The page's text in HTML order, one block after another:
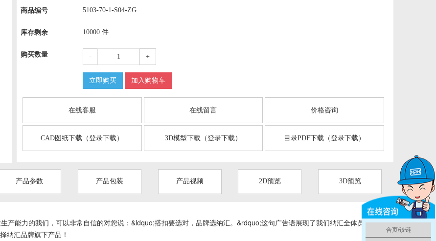
商品编号 5103-70-1-S04-ZG
库存剩余 10000 件
购买数量 - +
立即购买 加入购物车
在线客服 在线留言 价格咨询
CAD图纸下载（登录下载） 3D模型下载（登录下载） 目录PDF下载（登录下载）
产品参数 产品包装 产品视频 2D预览 3D预览
产能力的我们，可以非常自信的对您说：&ldquo;搭扣要选对，品牌选纳汇。&rdquo;这句广告语展现了我们纳汇全体员工对
纳汇品牌旗下产品！
合页/铰链